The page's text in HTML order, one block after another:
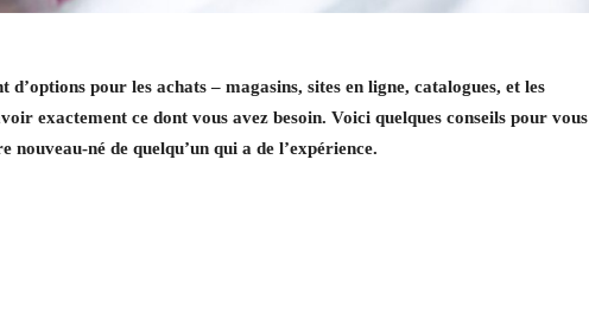
pour les achats – magasins, sites en ligne, catalogues, et les
exactement ce dont vous avez besoin. Voici quelques conseils pour vous
né de quelqu’un qui a de l’expérience.